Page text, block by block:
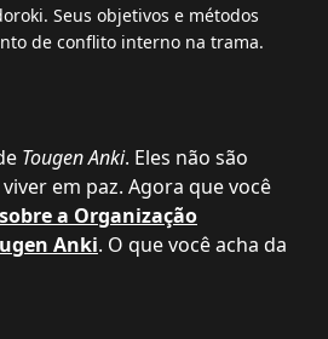
Seus objetivos e métodos
de conflito interno na trama.
Tougen Anki. Eles não são
em paz. Agora que você
a Organização
Anki. O que você acha da